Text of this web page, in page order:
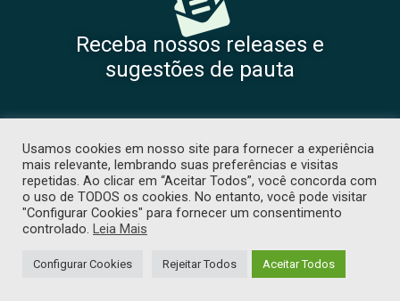
Receba nossos releases e
sugestões de pauta
COPYRIGHT 2026 © TODOS OS DIREITOS RESERVADOS. PROIBIDA CÓPIA
SEM PRÉVIA AUTORIZAÇÃO. -
TJW COMUNICAÇÃO
Usamos cookies em nosso site para fornecer a experiência
mais relevante, lembrando suas preferências e visitas
repetidas. Ao clicar em “Aceitar Todos”, você concorda com
o uso de TODOS os cookies. No entanto, você pode visitar
"Configurar Cookies" para fornecer um consentimento
controlado. Leia Mais
Configurar Cookies Rejeitar Todos Aceitar Todos